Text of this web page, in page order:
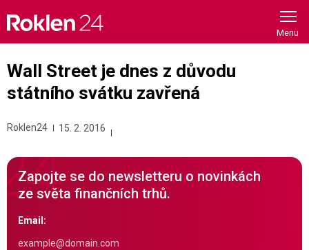
content
Wall Street je dnes z důvodu
státního svátku zavřená
Roklen24 15. 2. 2016
Zapojte se do newsletteru o novinkách
ze světa finančních trhů.
Email: